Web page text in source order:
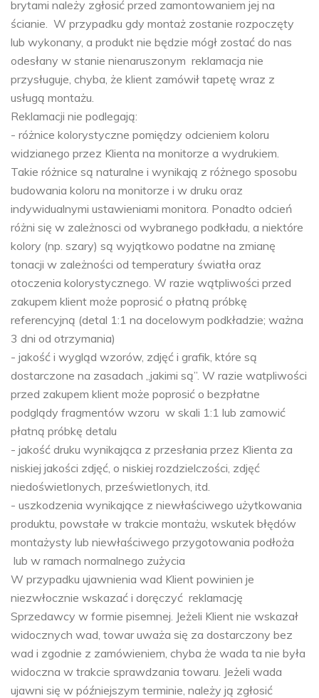
brytami należy zgłosić przed zamontowaniem jej na
ścianie. W przypadku gdy montaż zostanie rozpoczęty
lub wykonany, a produkt nie będzie mógł zostać do nas
odesłany w stanie nienaruszonym reklamacja nie
przysługuje, chyba, że klient zamówił tapetę wraz z
usługą montażu.
Reklamacji nie podlegają:
- różnice kolorystyczne pomiędzy odcieniem koloru
widzianego przez Klienta na monitorze a wydrukiem.
Takie różnice są naturalne i wynikają z różnego sposobu
budowania koloru na monitorze i w druku oraz
indywidualnymi ustawieniami monitora. Ponadto odcień
różni się w zależnosci od wybranego podkładu, a niektóre
kolory (np. szary) są wyjątkowo podatne na zmianę
tonacji w zależności od temperatury światła oraz
otoczenia kolorystycznego. W razie wątpliwości przed
zakupem klient może poprosić o płatną próbkę
referencyjną (detal 1:1 na docelowym podkładzie; ważna
3 dni od otrzymania)
- jakość i wygląd wzorów, zdjęć i grafik, które są
dostarczone na zasadach „jakimi są”. W razie watpliwości
przed zakupem klient może poprosić o bezpłatne
podglądy fragmentów wzoru w skali 1:1 lub zamowić
płatną próbkę detalu
- jakość druku wynikająca z przesłania przez Klienta za
niskiej jakości zdjęć, o niskiej rozdzielczości, zdjęć
niedoświetlonych, prześwietlonych, itd.
- uszkodzenia wynikające z niewłaściwego użytkowania
produktu, powstałe w trakcie montażu, wskutek błędów
montażysty lub niewłaściwego przygotowania podłoża
lub w ramach normalnego zużycia
W przypadku ujawnienia wad Klient powinien je
niezwłocznie wskazać i doręczyć reklamację
Sprzedawcy w formie pisemnej. Jeżeli Klient nie wskazał
widocznych wad, towar uważa się za dostarczony bez
wad i zgodnie z zamówieniem, chyba że wada ta nie była
widoczna w trakcie sprawdzania towaru. Jeżeli wada
ujawni się w późniejszym terminie, należy ją zgłosić